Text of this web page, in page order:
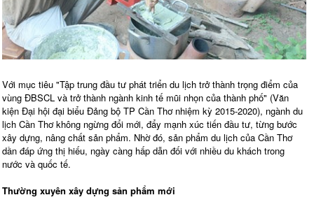
Với mục tiêu "Tập trung đầu tư phát triển du lịch trở thành trọng điểm của
vùng ĐBSCL và trở thành ngành kinh tế mũi nhọn của thành phố" (Văn
kiện Đại hội đại biểu Đảng bộ TP Cần Thơ nhiệm kỳ 2015-2020), ngành du
lịch Cần Thơ không ngừng đổi mới, đẩy mạnh xúc tiến đầu tư, từng bước
xây dựng, nâng chất sản phẩm. Nhờ đó, sản phẩm du lịch của Cần Thơ
dần đáp ứng thị hiếu, ngày càng hấp dẫn đối với nhiều du khách trong
nước và quốc tế.
Thường xuyên xây dựng sản phẩm mới